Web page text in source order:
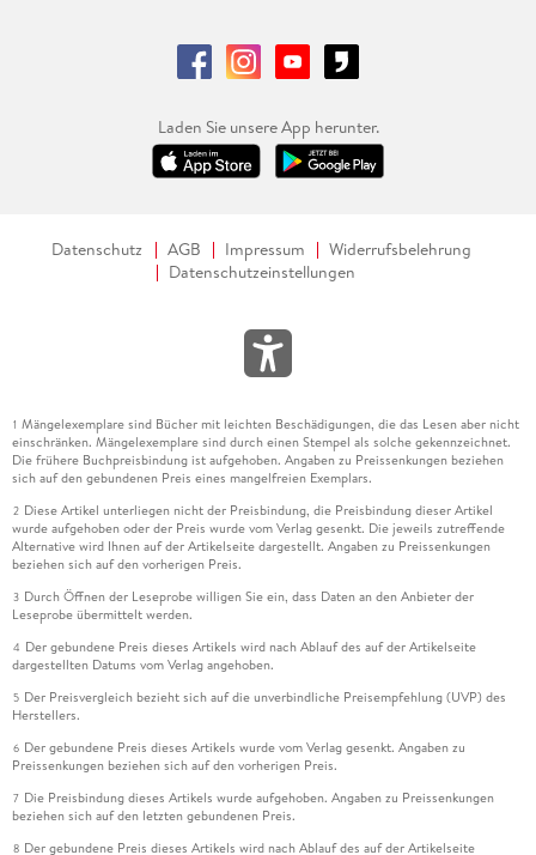
Laden Sie unsere App herunter.
Datenschutz AGB Impressum
Widerrufsbelehrung
Datenschutzeinstellungen
1 Mängelexemplare sind Bücher mit leichten Beschädigungen, die das Lesen aber nicht
einschränken. Mängelexemplare sind durch einen Stempel als solche gekennzeichnet.
Die frühere Buchpreisbindung ist aufgehoben. Angaben zu Preissenkungen beziehen
sich auf den gebundenen Preis eines mangelfreien Exemplars.
2 Diese Artikel unterliegen nicht der Preisbindung, die Preisbindung dieser Artikel
wurde aufgehoben oder der Preis wurde vom Verlag gesenkt. Die jeweils zutreffende
Alternative wird Ihnen auf der Artikelseite dargestellt. Angaben zu Preissenkungen
beziehen sich auf den vorherigen Preis.
3 Durch Öffnen der Leseprobe willigen Sie ein, dass Daten an den Anbieter der
Leseprobe übermittelt werden.
4 Der gebundene Preis dieses Artikels wird nach Ablauf des auf der Artikelseite
dargestellten Datums vom Verlag angehoben.
5 Der Preisvergleich bezieht sich auf die unverbindliche Preisempfehlung (UVP) des
Herstellers.
6 Der gebundene Preis dieses Artikels wurde vom Verlag gesenkt. Angaben zu
Preissenkungen beziehen sich auf den vorherigen Preis.
7 Die Preisbindung dieses Artikels wurde aufgehoben. Angaben zu Preissenkungen
beziehen sich auf den letzten gebundenen Preis.
8 Der gebundene Preis dieses Artikels wird nach Ablauf des auf der Artikelseite